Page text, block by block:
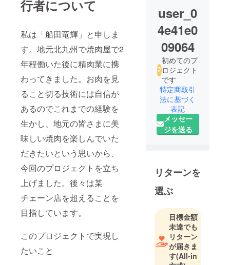
行者について
私は「船田竜輝」と申しま
す。地元北九州で焼肉屋で2
年程働いた後に精肉業に携
わってきました。お肉を見
ること切る技術には自信が
あるのでこれまでの経験を
生かし、地元の皆さまに美
味しい焼肉を楽しんでいた
だきたいという思いから、
今回のプロジェクトを立ち
上げました。後々は某
チェーン店を超えることを
目指しています。
このプロジェクトで実現し
たいこと
user_0
4e41e0
09064
初めてのプ
ロジェクト
です
特定商取引
法に基づく
表記
メッセー
ジを送る
リターンを
選ぶ
目標金額
未達でも
リターン
が届きま
す(All-in